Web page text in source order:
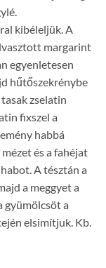
kibéleljük. A
margarint
egyenletesen
hűtőszekrénybe
zselatin
fixszel a
habbá
és a fahéjat
A tésztán a
a meggyet a
gyümölcsöt a
elsimítjuk. Kb.